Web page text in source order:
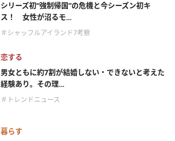
シリーズ初“強制帰国”の危機と今シーズン初キ
ス！ 女性が沼るモ...
＃シャッフルアイランド7考察
恋する
男女ともに約7割が結婚しない・できないと考えた
経験あり。その理...
＃トレンドニュース
暮らす